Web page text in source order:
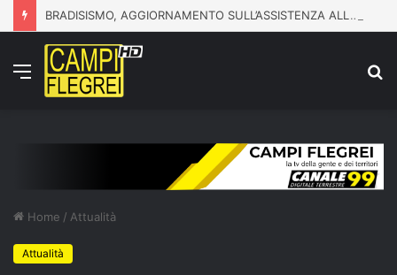
BRADISISMO, AGGIORNAMENTO SULL’ASSISTENZA ALLA POPOLAZIONE
Menu
Home / Attualità
Attualità